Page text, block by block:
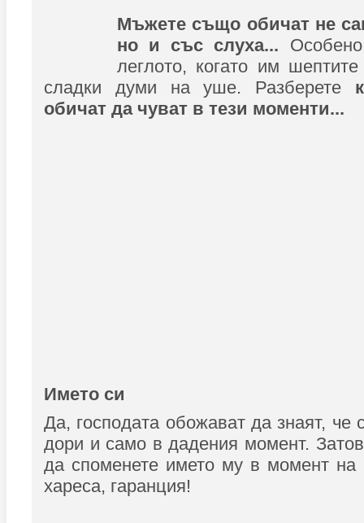
Мъжете също обичат не
но и със слуха...
леглото, когато им
сладки думи на уше. Разберете
обичат да чуват в тези моменти...
Името си
Да, господата обожават да знаят, че
дори и само в дадения момент.
да споменете името му в момент
хареса, гаранция!